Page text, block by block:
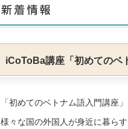
iCoToBa講座「初めてのベ
「初めてのベトナム語入門講座
様々な国の外国人が身近に暮ら